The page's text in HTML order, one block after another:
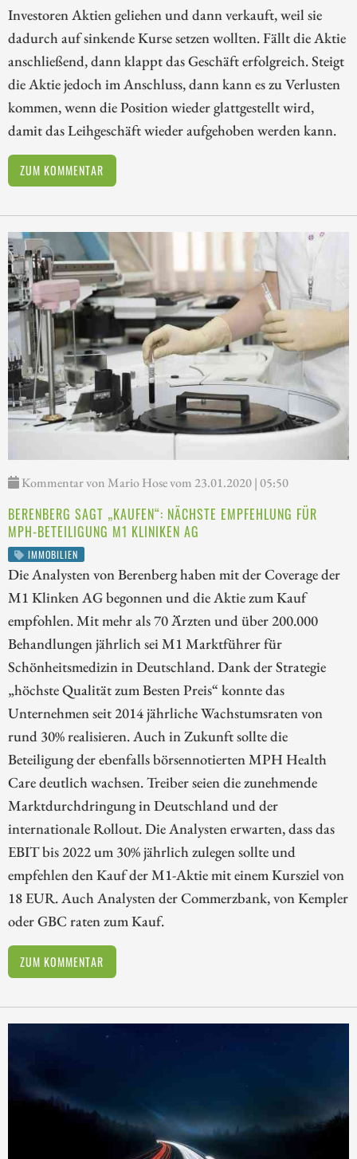
Investoren Aktien geliehen und dann verkauft, weil sie
dadurch auf sinkende Kurse setzen wollten. Fällt die Aktie
anschließend, dann klappt das Geschäft erfolgreich. Steigt
die Aktie jedoch im Anschluss, dann kann es zu Verlusten
kommen, wenn die Position wieder glattgestellt wird,
damit das Leihgeschäft wieder aufgehoben werden kann.
ZUM KOMMENTAR
Kommentar von Mario Hose vom 23.01.2020 | 05:50
BERENBERG SAGT „KAUFEN“: NÄCHSTE EMPFEHLUNG FÜR
MPH-BETEILIGUNG M1 KLINIKEN AG
IMMOBILIEN
Die Analysten von Berenberg haben mit der Coverage der
M1 Klinken AG begonnen und die Aktie zum Kauf
empfohlen. Mit mehr als 70 Ärzten und über 200.000
Behandlungen jährlich sei M1 Marktführer für
Schönheitsmedizin in Deutschland. Dank der Strategie
„höchste Qualität zum Besten Preis“ konnte das
Unternehmen seit 2014 jährliche Wachstumsraten von
rund 30% realisieren. Auch in Zukunft sollte die
Beteiligung der ebenfalls börsennotierten MPH Health
Care deutlich wachsen. Treiber seien die zunehmende
Marktdurchdringung in Deutschland und der
internationale Rollout. Die Analysten erwarten, dass das
EBIT bis 2022 um 30% jährlich zulegen sollte und
empfehlen den Kauf der M1-Aktie mit einem Kursziel von
18 EUR. Auch Analysten der Commerzbank, von Kempler
oder GBC raten zum Kauf.
ZUM KOMMENTAR